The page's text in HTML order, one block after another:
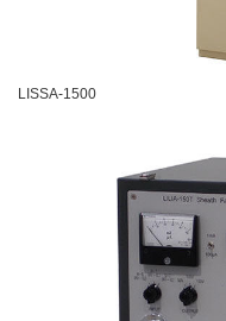
LISSA-1500